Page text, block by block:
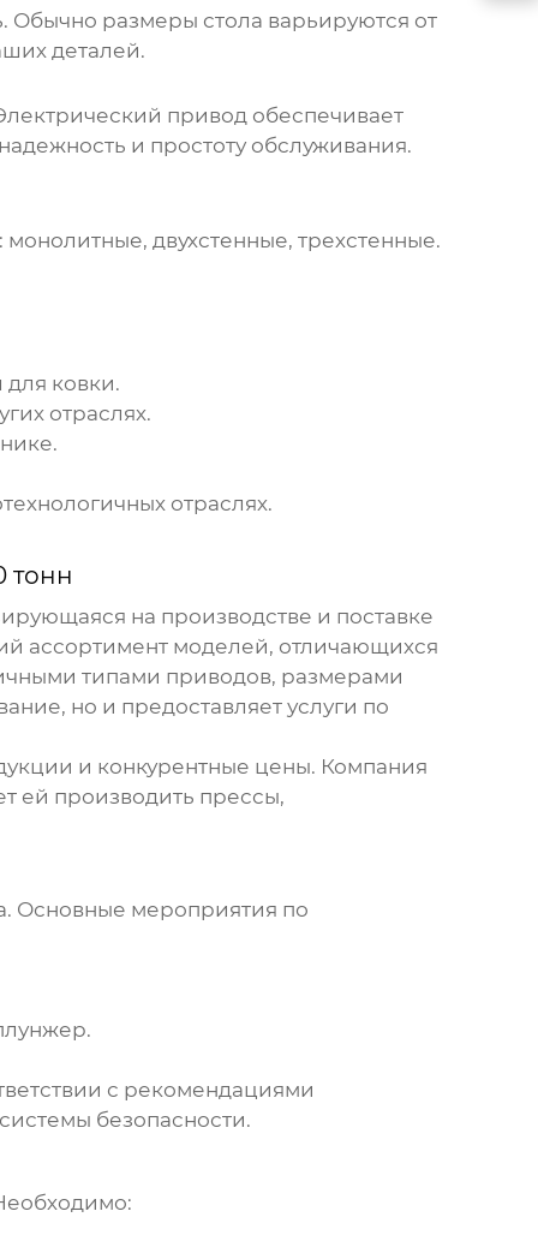
размеры стола варьируются от
деталей.
привод обеспечивает
и простоту обслуживания.
двухстенные, трехстенные.
ковки.
отраслях.
отраслях.
тонн
на производстве и поставке
ассортимент моделей, отличающихся
типами приводов, размерами
но и предоставляет услуги по
и конкурентные цены. Компания
ей производить прессы,
Основные мероприятия по
с рекомендациями
безопасности.